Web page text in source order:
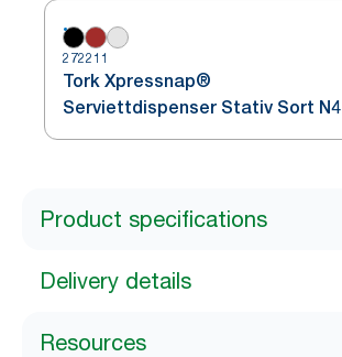
272211
Tork Xpressnap®
Serviettdispenser Stativ Sort N4
Product specifications
Delivery details
Resources